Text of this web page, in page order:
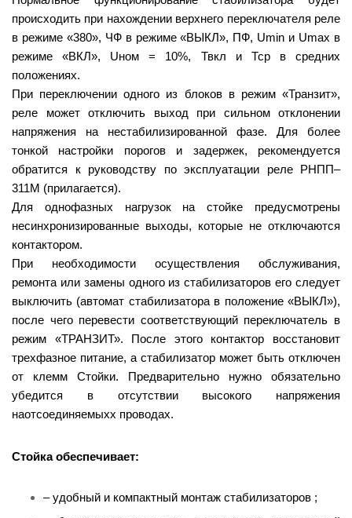
происходить при нахождении верхнего переключателя реле
в режиме «380», ЧФ в режиме «ВЫКЛ», ПФ, Umin и Umax в
режиме «ВКЛ», Uном = 10%, Твкл и Тср в средних
положениях.
При переключении одного из блоков в режим «Транзит»,
реле может отключить выход при сильном отклонении
напряжения на нестабилизированной фазе. Для более
тонкой настройки порогов и задержек, рекомендуется
обратится к руководству по эксплуатации реле РНПП–
311М (прилагается).
Для однофазных нагрузок на стойке предусмотрены
несинхронизированные выходы, которые не отключаются
контактором.
При необходимости осуществления обслуживания,
ремонта или замены одного из стабилизаторов его следует
выключить (автомат стабилизатора в положение «ВЫКЛ»),
после чего перевести соответствующий переключатель в
режим «ТРАНЗИТ». После этого контактор восстановит
трехфазное питание, а стабилизатор может быть отключен
от клемм Стойки. Предварительно нужно обязательно
убедится в отсутствии высокого напряжения
наотсоединяемыхх проводах.
Стойка обеспечивает:
– удобный и компактный монтаж стабилизаторов ;